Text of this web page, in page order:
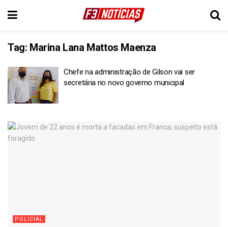
Tag: Marina Lana Mattos Maenza
Chefe na administração de Gilson vai ser
secretária no novo governo municipal
POLICIAL